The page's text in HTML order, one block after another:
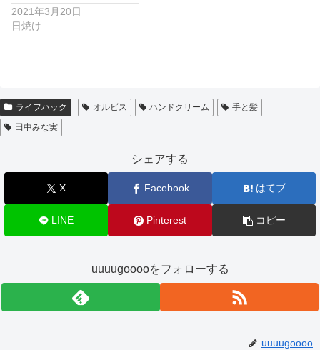
2021年3月20日
日焼け
ライフハック オルビス ハンドクリーム
手と髪
田中みな実
シェアする
X Facebook はてブ
LINE Pinterest コピー
uuuugooooをフォローする
uuuugoooo